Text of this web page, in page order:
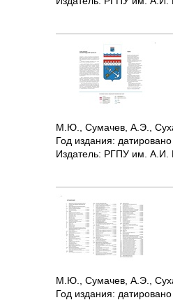
М.Ю., Сумачев, А.Э.,
Год издания:
Издатель: РГПУ им. А.И.
М.Ю., Сумачев, А.Э.,
Год издания: